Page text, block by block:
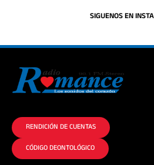
SIGUENOS EN
RENDICIÓN DE CUENTAS
CÓDIGO DEONTOLÓGICO